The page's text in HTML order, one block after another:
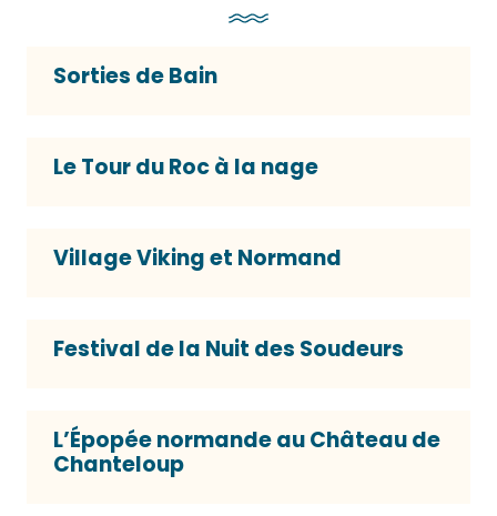
Sorties de Bain
Le Tour du Roc à la nage
Village Viking et Normand
Festival de la Nuit des Soudeurs
L’Épopée normande au Château de
Chanteloup